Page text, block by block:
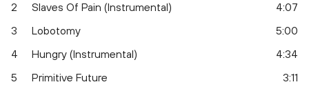
2
Slaves Of Pain (Instrumental)
4:07
3
Lobotomy
5:00
4
Hungry (Instrumental)
4:34
5
Primitive Future 3:11